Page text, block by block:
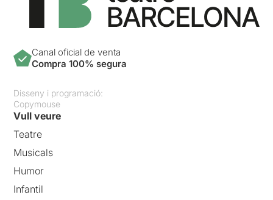
Canal oficial de venta
Compra 100% segura
Disseny i programació:
Copymouse
Vull veure
Teatre
Musicals
Humor
Infantil